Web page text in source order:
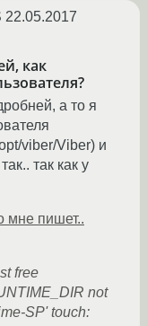
22.05.2017
как
а то я
viber/Viber) и
так как у
мне пишет..
free
not
SP' touch: